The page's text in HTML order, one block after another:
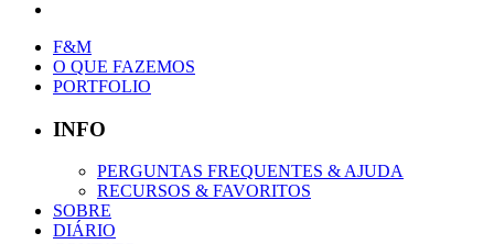
F&M
O QUE FAZEMOS
PORTFOLIO
INFO
PERGUNTAS FREQUENTES & AJUDA
RECURSOS & FAVORITOS
SOBRE
DIÁRIO